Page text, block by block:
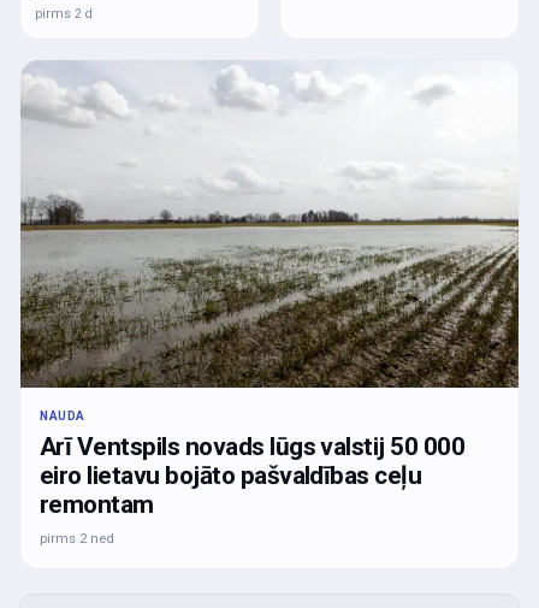
pirms 2 d
NAUDA
Arī Ventspils novads lūgs valstij 50 000
eiro lietavu bojāto pašvaldības ceļu
remontam
pirms 2 ned